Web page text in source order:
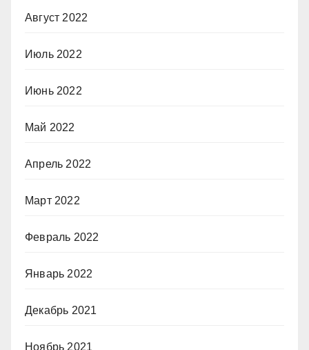
Август 2022
Июль 2022
Июнь 2022
Май 2022
Апрель 2022
Март 2022
Февраль 2022
Январь 2022
Декабрь 2021
Ноябрь 2021